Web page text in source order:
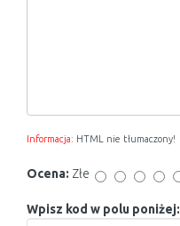
Informacja: HTML nie tłumaczony!
Ocena: Złe
Wpisz kod w polu poniżej: